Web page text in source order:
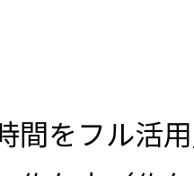
をフル活